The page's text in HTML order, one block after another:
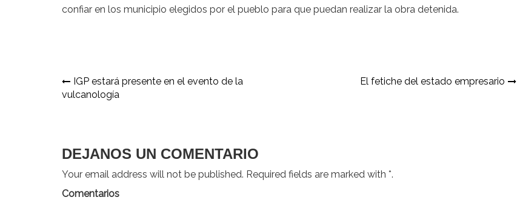
confiar en los municipio elegidos por el pueblo para que puedan realizar la obra detenida.
Navegación
de
IGP estará presente en el evento de la
vulcanología
El fetiche del estado empresario
DEJANOS UN COMENTARIO
Your email address will not be published. Required fields are marked with *.
Comentarios